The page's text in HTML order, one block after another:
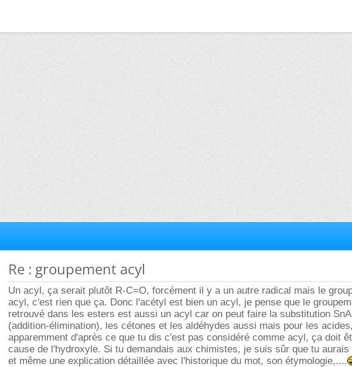
Re : groupement acyl
Un acyl, ça serait plutôt R-C=O, forcément il y a un autre radical mais le
acyl, c'est rien que ça. Donc l'acétyl est bien un acyl, je pense que le
retrouvé dans les esters est aussi un acyl car on peut faire la substitution
(addition-élimination), les cétones et les aldéhydes aussi mais pour les
apparemment d'après ce que tu dis c'est pas considéré comme acyl, ça doit
cause de l'hydroxyle. Si tu demandais aux chimistes, je suis sûr que tu aurais
et même une explication détaillée avec l'historique du mot, son étymologie,....